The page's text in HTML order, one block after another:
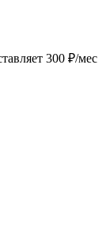
300 ₽/мес